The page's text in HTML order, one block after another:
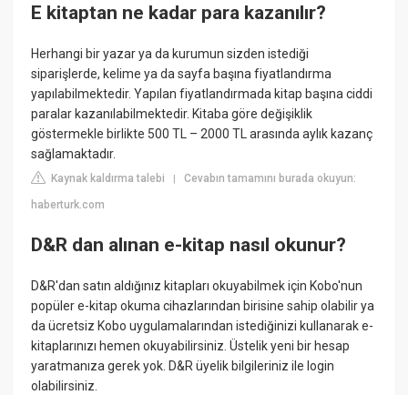
E kitaptan ne kadar para kazanılır?
Herhangi bir yazar ya da kurumun sizden istediği
siparişlerde, kelime ya da sayfa başına fiyatlandırma
yapılabilmektedir. Yapılan fiyatlandırmada kitap başına ciddi
paralar kazanılabilmektedir. Kitaba göre değişiklik
göstermekle birlikte 500 TL – 2000 TL arasında aylık kazanç
sağlamaktadır.
Kaynak kaldırma talebi |Cevabın tamamını burada okuyun:
haberturk.com
D&R dan alınan e-kitap nasıl okunur?
D&R'dan satın aldığınız kitapları okuyabilmek için Kobo'nun
popüler e-kitap okuma cihazlarından birisine sahip olabilir ya
da ücretsiz Kobo uygulamalarından istediğinizi kullanarak e-
kitaplarınızı hemen okuyabilirsiniz. Üstelik yeni bir hesap
yaratmanıza gerek yok. D&R üyelik bilgileriniz ile login
olabilirsiniz.